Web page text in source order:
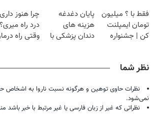
تحمل میکنی؟❗
فقط با ؟ میلیون
تومان ایمپلنت
کن | جشنواره
پایان دغدغه
هزینه های
دندان پزشکی با
چرا هنوز
درد راه میری؟
وقتی راه
نظر شما
نظرات حاوی توهین و هرگونه نسبت ناروا به اشخاص
نمی‌شود.
نظراتی که غیر از زبان فارسی یا غیر مرتبط با خبر باشد